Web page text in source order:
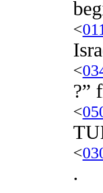
<
<
?”
<
<
.